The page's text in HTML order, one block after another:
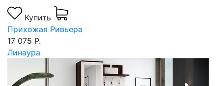
Купить
Прихожая Ривьера
17 075 Р.
Линаура